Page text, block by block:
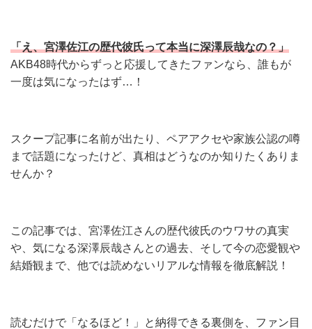
「え、宮澤佐江の歴代彼氏って本当に深澤辰哉なの？」
AKB48時代からずっと応援してきたファンなら、誰もが
一度は気になったはず…！
スクープ記事に名前が出たり、ペアアクセや家族公認の噂
まで話題になったけど、真相はどうなのか知りたくありま
せんか？
この記事では、宮澤佐江さんの歴代彼氏のウワサの真実
や、気になる深澤辰哉さんとの過去、そして今の恋愛観や
結婚観まで、他では読めないリアルな情報を徹底解説！
読むだけで「なるほど！」と納得できる裏側を、ファン目